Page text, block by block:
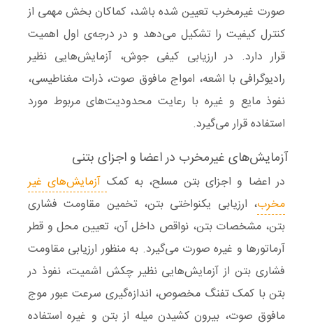
صورت غیرمخرب تعیین شده باشد، کماکان بخش مهمی از
کنترل کیفیت را تشکیل می‌دهد و در درجه‌ی اول اهمیت
قرار دارد. در ارزیابی کیفی جوش، آزمایش‌هایی نظیر
رادیوگرافی با اشعه، امواج مافوق صوت، ذرات مغناطیسی،
نفوذ مایع و غیره با رعایت محدودیت‌های مربوط مورد
استفاده قرار می‌گیرد.
آزمایش‌های غیرمخرب در اعضا و اجزای بتنی
در اعضا و اجزایبتن مسلح، به کمک آزمایش‌های غیر
مخرب، ارزیابی یکنواختی بتن، تخمین مقاومت فشاری
بتن، مشخصات بتن، نواقص داخل آن، تعیین محل و قطر
آرماتورها و غیره صورت می‌گیرد. به منظور ارزیابی مقاومت
فشاری بتن از آزمایش‌هایی نظیر چکش اشمیت، نفوذ در
بتن با کمک تفنگ مخصوص، اندازه‌گیری سرعت عبور موج
مافوق صوت، بیرون کشیدن میله از بتن و غیره استفاده